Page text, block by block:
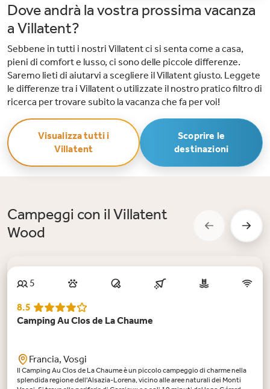
Dove andrà la vostra prossima vacanza
a Villatent?
Sebbene in tutti i nostri Villatent ci si senta come a casa,
pieni di comfort e lusso, ci sono delle piccole differenze.
Saremo lieti di aiutarvi a scegliere il Villatent giusto. Leggete
le differenze tra i Villatent o utilizzate il nostro pratico filtro di
ricerca per trovare subito la vacanza che fa per voi!
Visualizza tutti i
Villatent
Scoprire le
destinazioni
Campeggi con il Villatent
Wood
5
8.5
Camping Au Clos de La Chaume
Francia, Vosgi
Il Camping Au Clos de La Chaume è un piccolo campeggio di charme nella
splendida regione dell'Alsazia-Lorena, vicino alle aree naturali dei Monti